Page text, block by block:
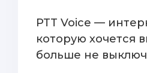
PTT Voice —
которую хочется
больше не